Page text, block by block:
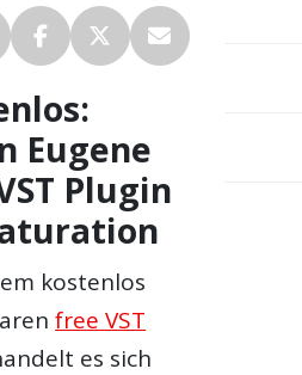
Eugene
Plugin
kostenlos
free VST
es sich